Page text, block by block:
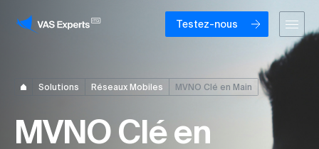
Testez-nous
Solutions Réseaux Mobiles MVNO Clé en Main
MVNO Clé en